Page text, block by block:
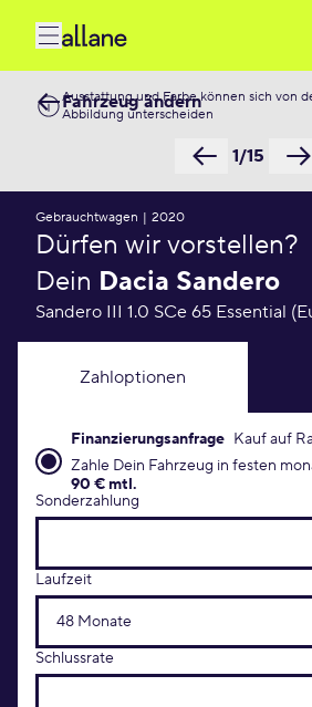
Ausstattung und Farbe können sich von
Abbildung unterscheiden
1/15
Fahrzeug ändern
Gebrauchtwagen | 2020
Dürfen wir vorstellen?
Dein Dacia Sandero
Sandero III 1.0 SCe 65 Essential
Zahloptionen
Finanzierungsanfrage Konditionen
Finanzierungsanfrage Kauf auf
Zahle Dein Fahrzeug in festen
90 € mtl.
Sonderzahlung
Laufzeit
Schlussrate